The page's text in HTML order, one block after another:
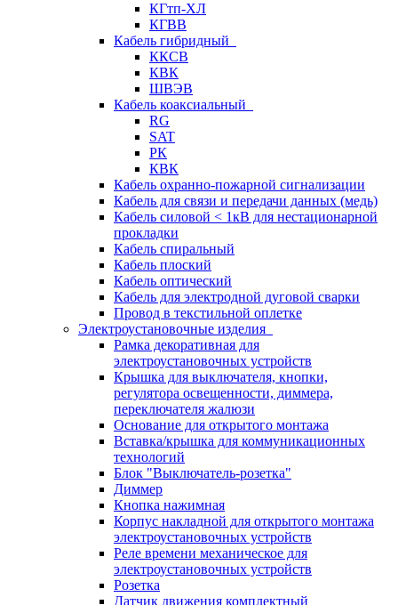
КГтп-ХЛ
КГВВ
Кабель гибридный
ККСВ
КВК
ШВЭВ
Кабель коаксиальный
RG
SAT
РК
КВК
Кабель охранно-пожарной сигнализации
Кабель для связи и передачи данных (медь)
Кабель силовой < 1кВ для нестационарной
прокладки
Кабель спиральный
Кабель плоский
Кабель оптический
Кабель для электродной дуговой сварки
Провод в текстильной оплетке
Электроустановочные изделия
Рамка декоративная для
электроустановочных устройств
Крышка для выключателя, кнопки,
регулятора освещенности, диммера,
переключателя жалюзи
Основание для открытого монтажа
Вставка/крышка для коммуникационных
технологий
Блок "Выключатель-розетка"
Диммер
Кнопка нажимная
Корпус накладной для открытого монтажа
электроустановочных устройств
Реле времени механическое для
электроустановочных устройств
Розетка
Датчик движения комплектный